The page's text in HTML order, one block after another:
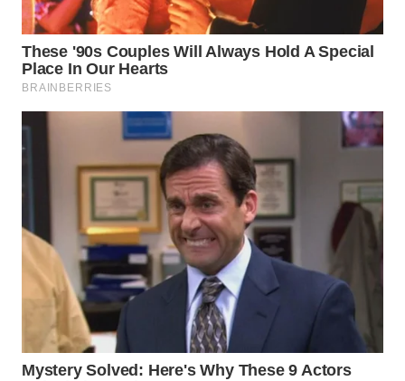
WN
SUBANG
WN
PURWAKARTA
PRIANGAN
TIMUR
WN
SEMARANG